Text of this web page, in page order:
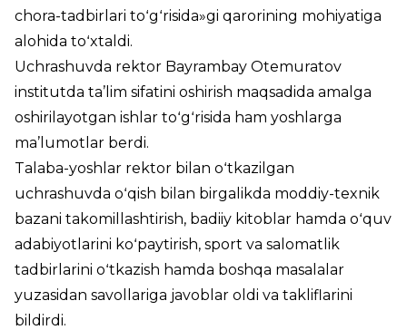
chora-tadbirlari toʻgʻrisida»gi qarorining mohiyatiga
alohida toʻxtaldi.
Uchrashuvda rektor Bayrambay Otemuratov
institutda ta’lim sifatini oshirish maqsadida amalga
oshirilayotgan ishlar toʻgʻrisida ham yoshlarga
ma’lumotlar berdi.
Talaba-yoshlar rektor bilan oʻtkazilgan
uchrashuvda oʻqish bilan birgalikda moddiy-texnik
bazani takomillashtirish, badiiy kitoblar hamda oʻquv
adabiyotlarini koʻpaytirish, sport va salomatlik
tadbirlarini oʻtkazish hamda boshqa masalalar
yuzasidan savollariga javoblar oldi va takliflarini
bildirdi.